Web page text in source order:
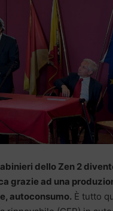
dello Zen 2
grazie ad una
autoconsumo. È tutto